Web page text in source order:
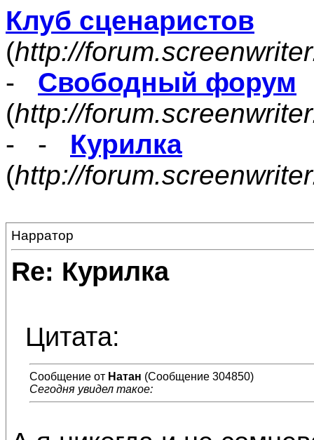
Клуб сценаристов
(http://
- Свободный форум
(http://
- - Курилка
(http://
Нарратор
Re: Курилка
Цитата:
Сообщение от Натан (Сообщение 304850)
Сегодня увидел такое: